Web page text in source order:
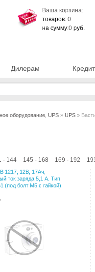
Дилерам Кредит
Ваша корзина:
товаров: 0
на сумму:0 руб.
оборудование, UPS » UPS »
- 144 145 - 168 169 - 192
1217, 12В, 17Ач,
ток заряда 5,1 А. Тип
болт М5 с гайкой).